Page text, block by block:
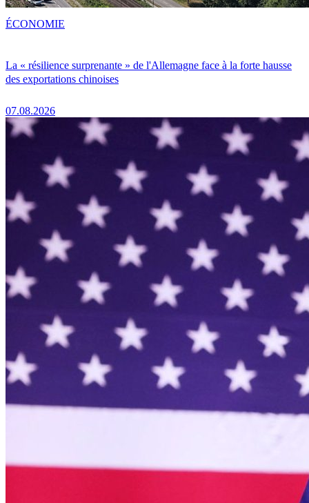
La « résilience surprenante » de l'Allemagne face à la forte hausse
des exportations chinoises
07.08.2026
ÉCONOMIE